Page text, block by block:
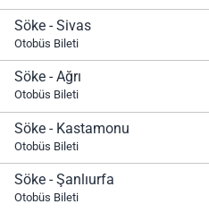
Söke - Sivas
Otobüs Bileti
Söke - Ağrı
Otobüs Bileti
Söke - Kastamonu
Otobüs Bileti
Söke - Şanlıurfa
Otobüs Bileti